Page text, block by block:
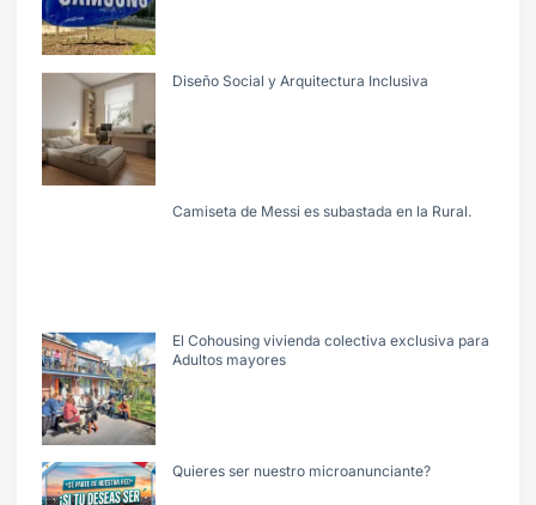
Diseño Social y Arquitectura Inclusiva
Camiseta de Messi es subastada en la Rural.
El Cohousing vivienda colectiva exclusiva para
Adultos mayores
Quieres ser nuestro microanunciante?